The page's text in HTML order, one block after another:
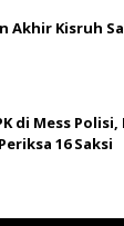
Akhir Kisruh
di Mess
16 Saksi